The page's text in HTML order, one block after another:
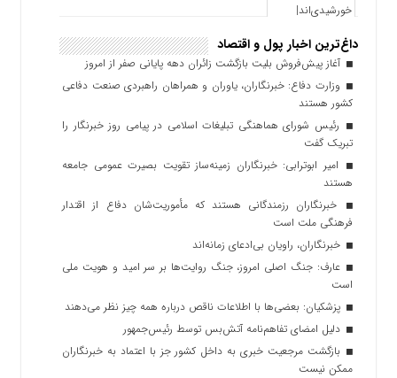
داغ‌ترین اخبار پول و اقتصاد
آغاز پیش‌فروش بلیت بازگشت زائران دهه پایانی صفر از امروز
وزارت دفاع: خبرنگاران، یاوران و همراهان راهبردی صنعت دفاعی
کشور هستند
رئیس شورای هماهنگی تبلیغات اسلامی در پیامی روز خبرنگار را
تبریک گفت
امیر ابوترابی: خبرنگاران زمینه‌ساز تقویت بصیرت عمومی جامعه
هستند
خبرنگاران رزمندگانی هستند که مأموریت‌شان دفاع از اقتدار
فرهنگی ملت است
خبرنگاران، راویان بی‌ادعای زمانه‌اند
عارف: جنگ اصلی امروز، جنگ روایت‌ها بر سر امید و هویت ملی
است
پزشکیان: بعضی‌ها با اطلاعات ناقص درباره همه چیز نظر می‌دهند
دلیل امضای تفاهم‌نامه آتش‌بس توسط رئیس‌جمهور
بازگشت مرجعیت خبری به داخل کشور جز با اعتماد به خبرنگاران
ممکن نیست